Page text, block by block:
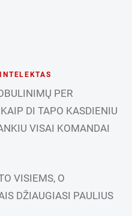
PER
DI TAPO KASDIENIU
VISAI KOMANDAI
VISIEMS, O
DŽIAUGIASI PAULIUS